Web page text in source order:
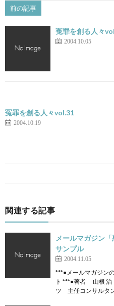
前の記事
冤罪を創る人々
2004.10.05
冤罪を創る人々vol.31
2004.10.19
関連する記事
メールマガジン
サンプル
2004.11.05
***●メールマガジン
ト ***●著者 山根 治
ツ 主任コンサルタ